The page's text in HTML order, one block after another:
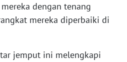
dengan tenang
mereka diperbaiki di
jemput ini melengkapi